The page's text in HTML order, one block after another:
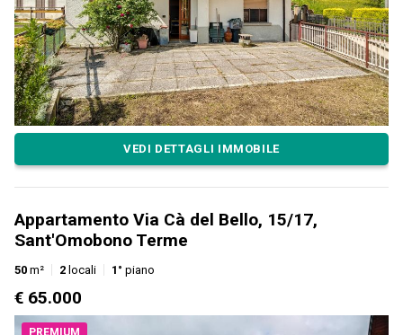
VEDI DETTAGLI IMMOBILE
Appartamento Via Cà del Bello, 15/17,
Sant'Omobono Terme
50 m² 2 locali 1° piano
€ 65.000
PREMIUM